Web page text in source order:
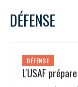
DÉFENSE
DÉFENSE
L'USAF